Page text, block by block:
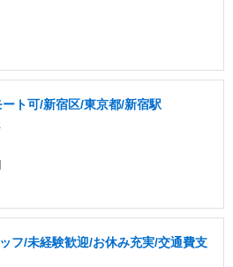
ト可/新宿区/東京都/新宿駅
フ/未経験歓迎/お休み充実/交通費支